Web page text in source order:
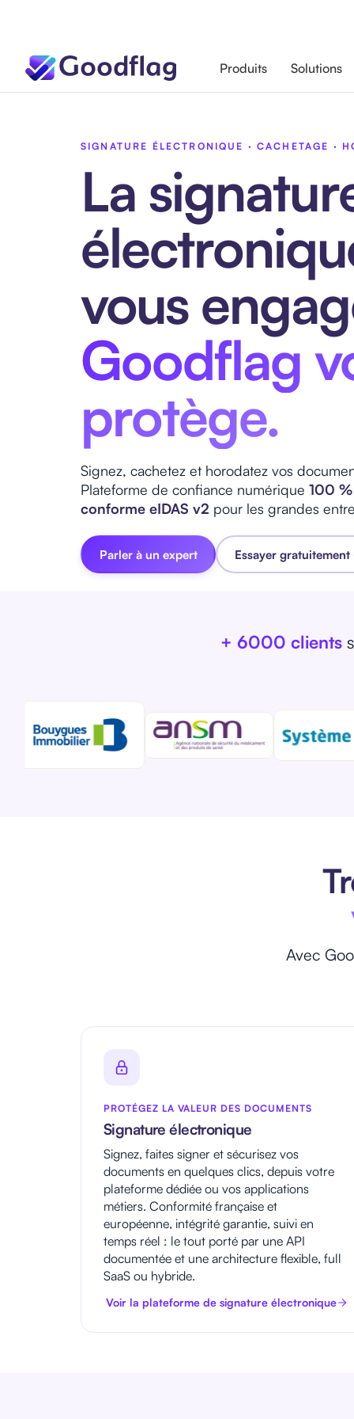
Produits Solutions
SIGNATURE ÉLECTRONIQUE · CACHETAGE ·
La
vous
Goodflag
protège.
Signez, cachetez et horodatez vos
Plateforme de confiance numérique 100
conforme eIDAS v2 pour les grandes
Parler à un expert Essayer
+ 6000 clients
Avec
PROTÉGEZ LA VALEUR DES DOCUMENTS
Signature électronique
Signez, faites signer et sécurisez vos
documents en quelques clics, depuis votre
plateforme dédiée ou vos applications
métiers. Conformité française et
européenne, intégrité garantie, suivi en
temps réel : le tout porté par une API
documentée et une architecture flexible, full
SaaS ou hybride.
Voir la plateforme de signature électronique